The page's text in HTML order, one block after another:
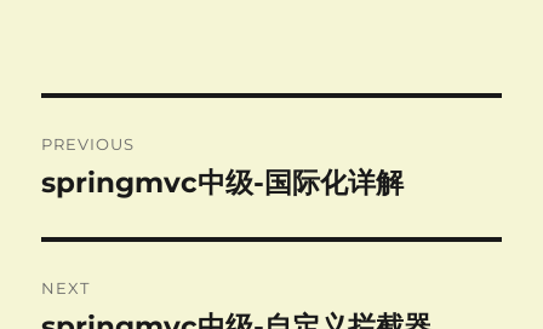
navigation
PREVIOUS
Previous
springmvc中级-国际化详解
NEXT